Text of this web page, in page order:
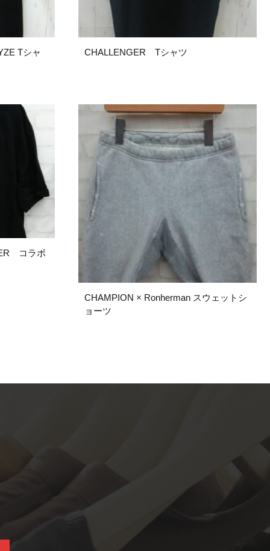
Tシャ CHALLENGER Tシャツ
コラボ
CHAMPION × Ronherman スウェットシ
ョーツ